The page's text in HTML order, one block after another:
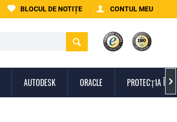
BLOCUL DE NOTIȚE CONTUL MEU
AUTODESK ORACLE PROTECȚIA 